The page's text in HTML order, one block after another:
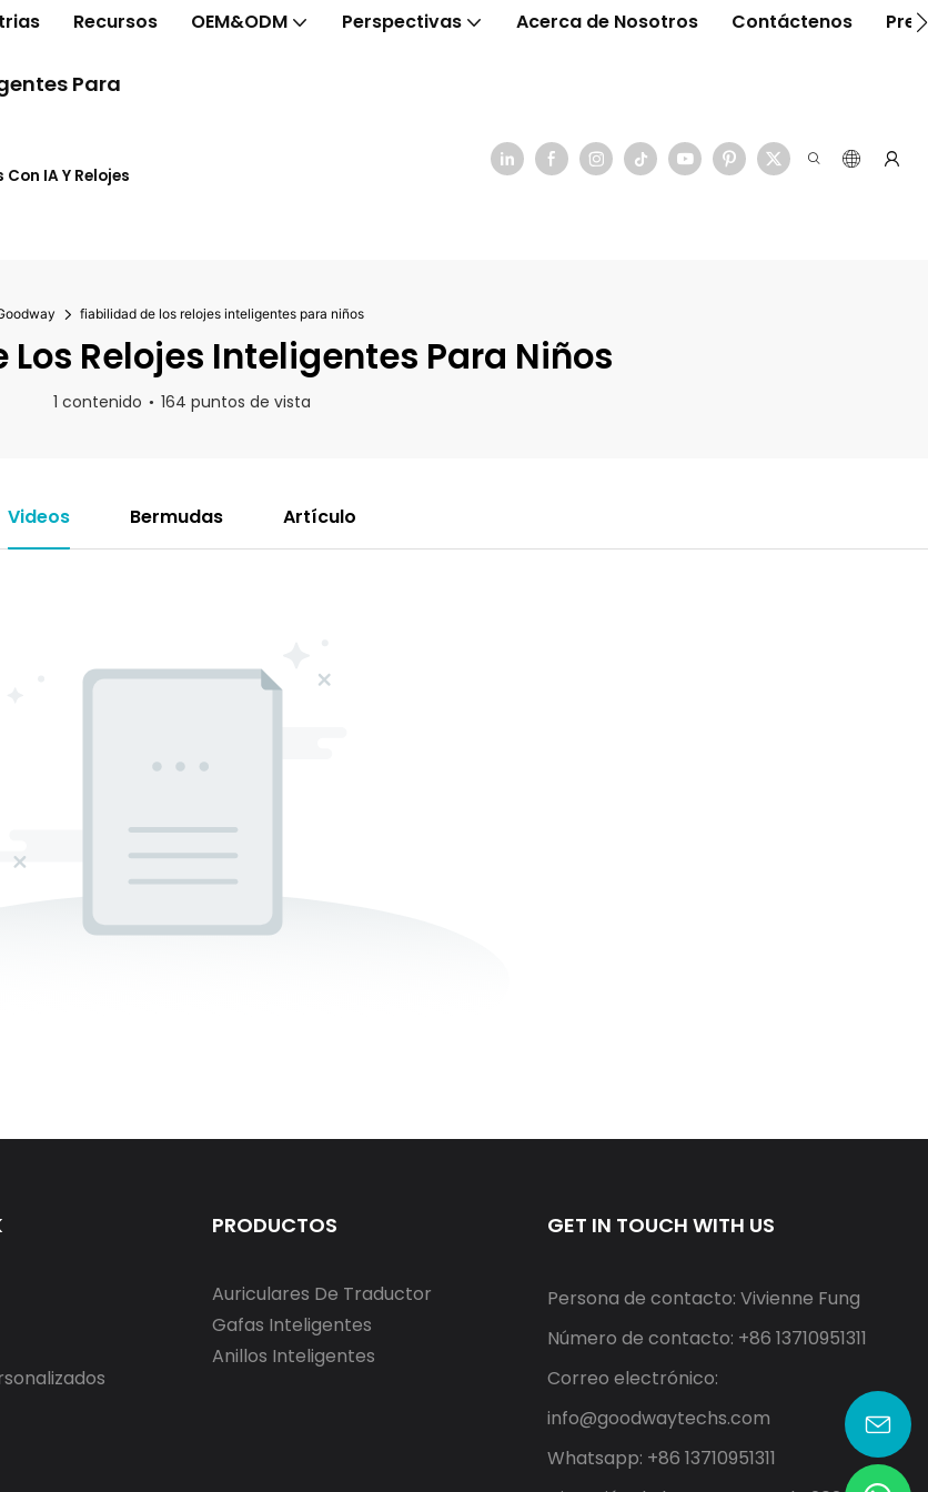
Recursos OEM&ODM Perspectivas Acerca de Nosotros Contáctenos
Para
IA Y Relojes
fiabilidad de los relojes inteligentes para niños
Relojes Inteligentes Para Niños
1 contenido 164 puntos de vista
Videos Bermudas Artículo
PRODUCTOS
Auriculares De Traductor
Gafas Inteligentes
Anillos Inteligentes
GET IN TOUCH WITH US
Persona de contacto: Vivienne Fung
Número de contacto: +86 13710951311
Correo electrónico:
info@goodwaytechs.com
Whatsapp: +86 13710951311